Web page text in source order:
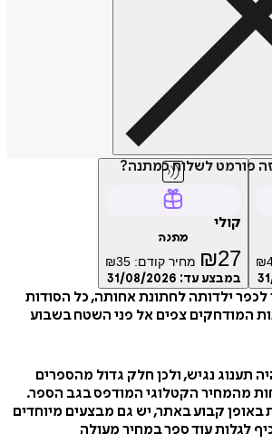
פורמט לשלוח כמתנה?
₪
קולי
מתנה
₪27 מחיר קודם: ₪35
במבצע עד: 31/08/2026
ילדותה לחתונת אחותה, כל הסודות
המודחקים צפים אל פני השטח בשבוע
תענוג נגיש, ולכן חלק גדול מהספרים
מהמחיר הקטלוגי המודפס בגב הספר.
קבוע באתר, יש גם מבצעים מיוחדים
לגלות עוד ספר במחיר מעולה